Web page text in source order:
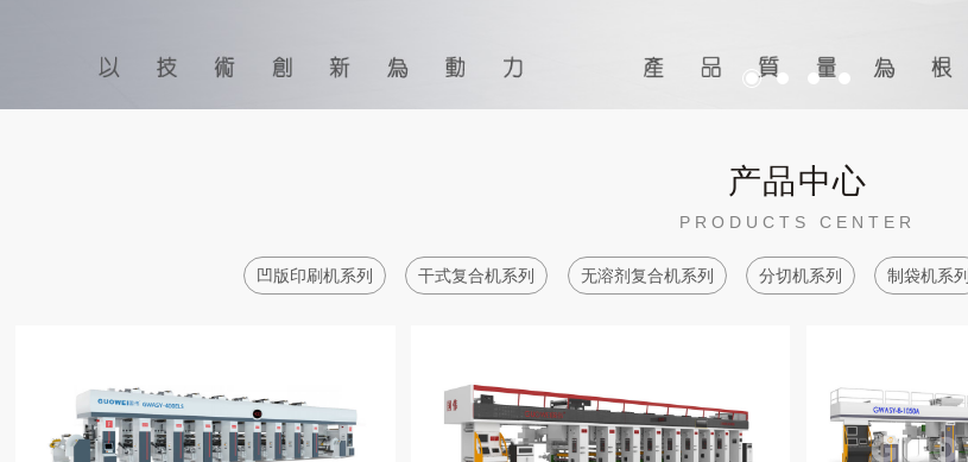
产品中心
PRODUCTS CENTER
凹版印刷机系列 干式复合机系列 无溶剂复合机系列 分切机系列 制袋机系列